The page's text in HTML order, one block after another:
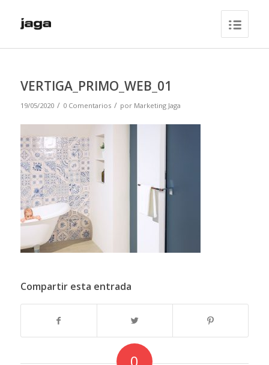
VERTIGA_PRIMO_WEB_01
19/05/2020 / 0 Comentarios / por Marketing Jaga
Compartir esta entrada
0